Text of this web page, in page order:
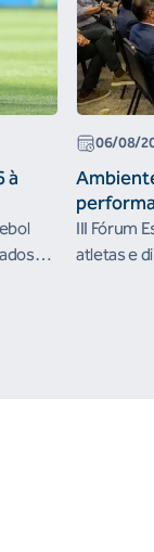
à
06/08/
III Fórum
atletas e